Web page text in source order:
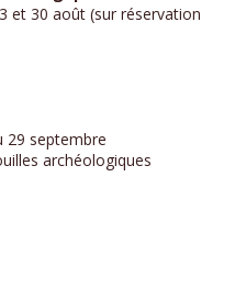
et 30 août (sur réservation
29 septembre
archéologiques